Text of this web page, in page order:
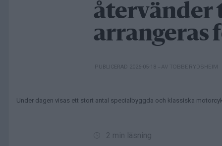
återvänder
arrangeras
PUBLICERAD 2026-05-18 – AV TOBBE RYDSHEIM
Under dagen visas ett stort antal specialbyggda och klassiska
2 min läsning